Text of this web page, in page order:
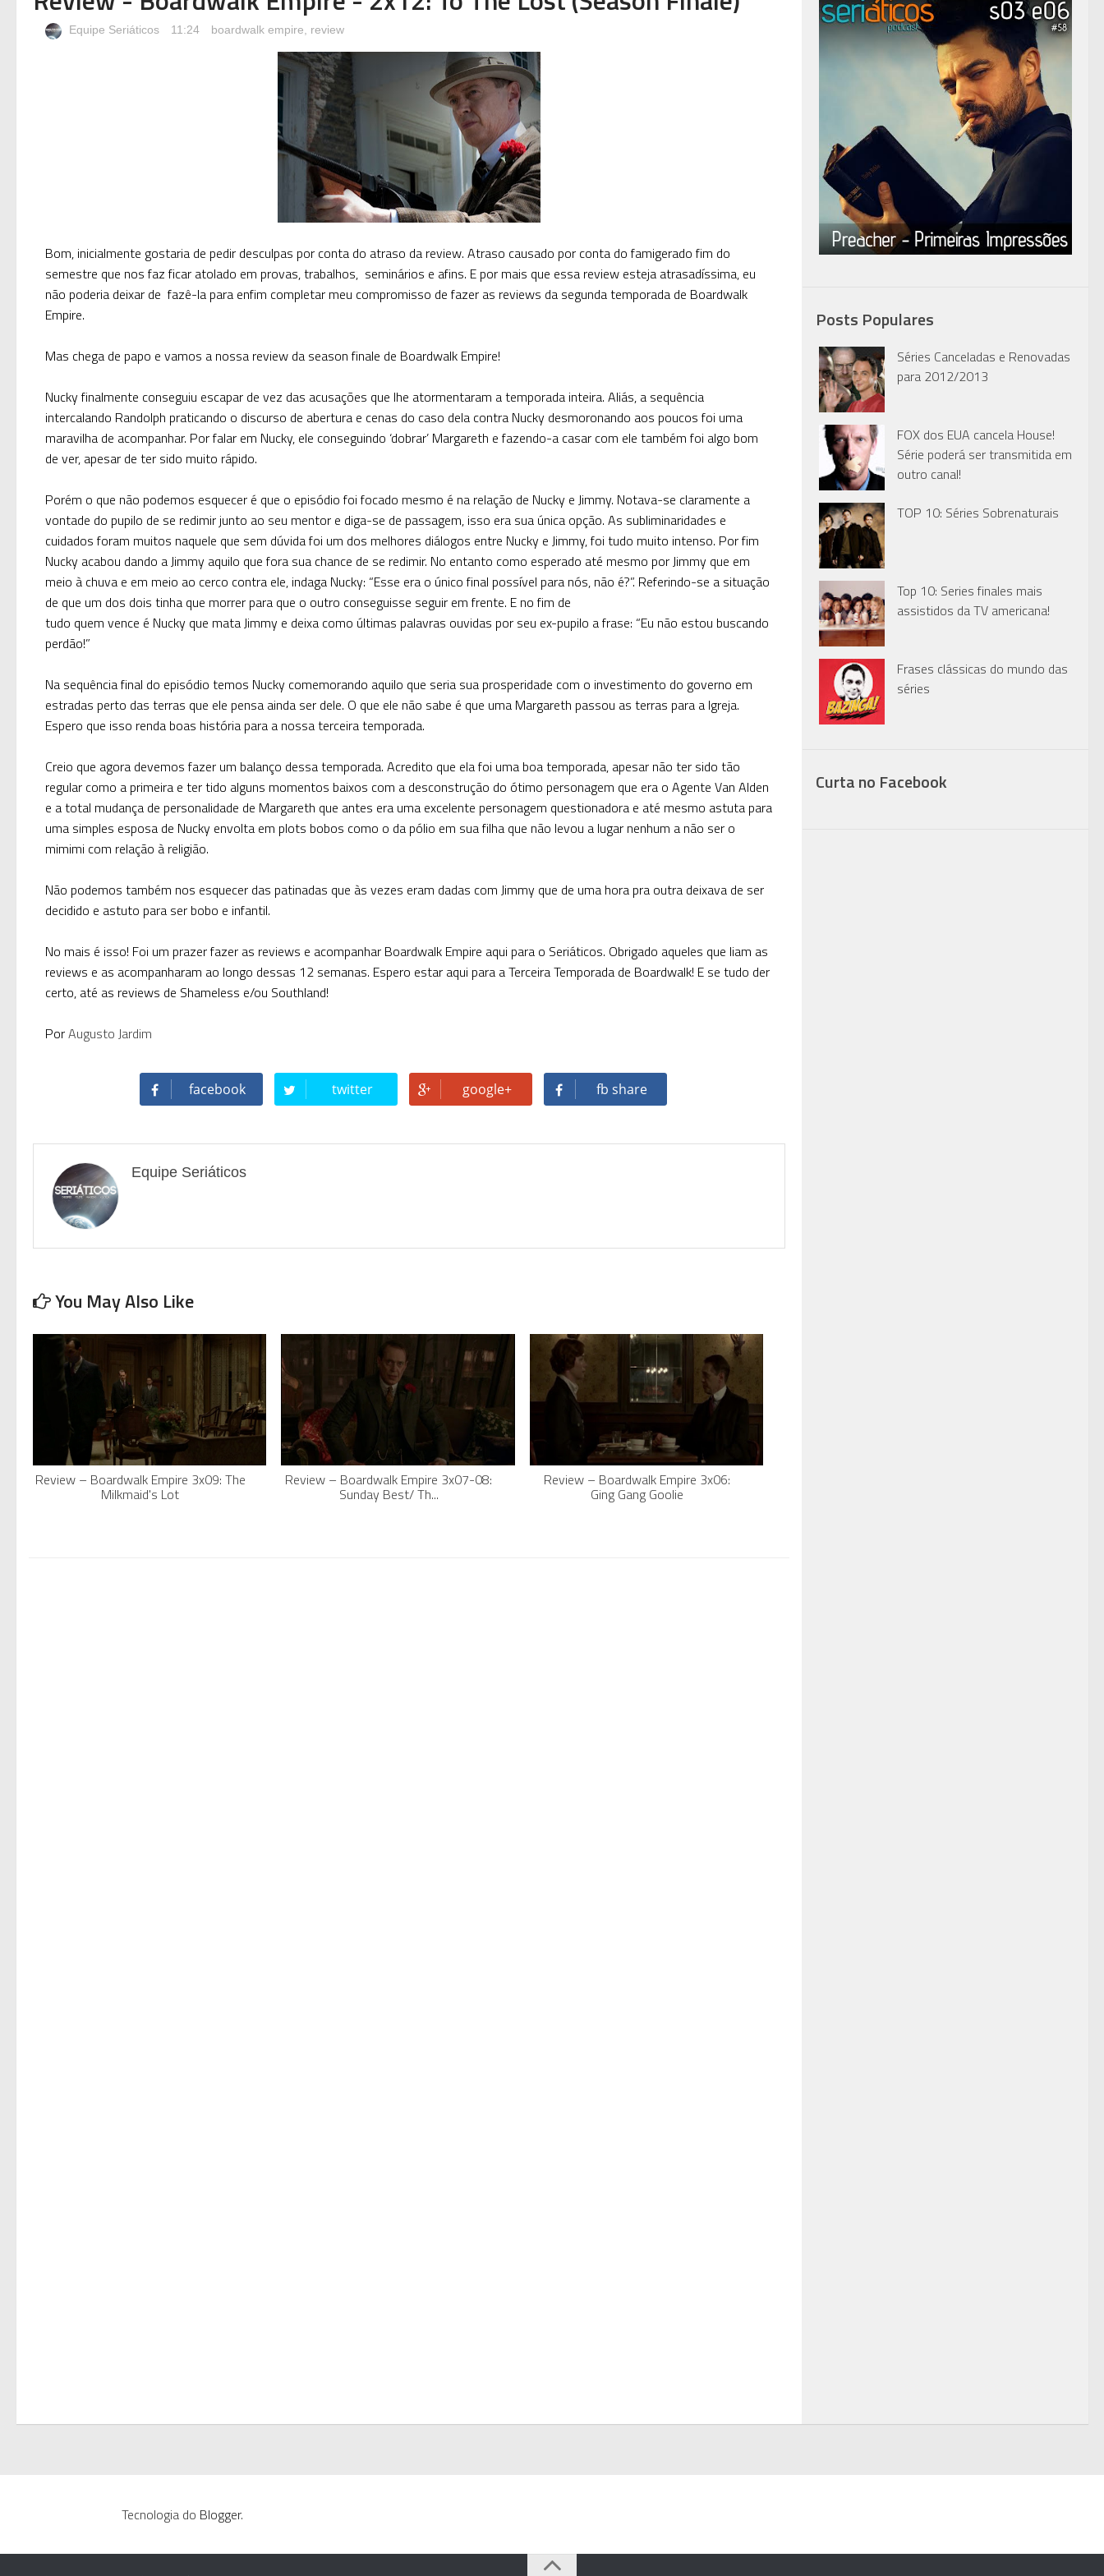
Equipe Seriáticos 11:24 boardwalk empire review
Bom, inicialmente gostaria de pedir desculpas por conta do atraso da review. Atraso causado por conta do famigerado fim do
semestre que nos faz ficar atolado em provas, trabalhos, seminários e afins. E por mais que essa review esteja atrasadíssima, eu
não poderia deixar de fazê-la para enfim completar meu compromisso de fazer as reviews da segunda temporada de Boardwalk
Empire.
Mas chega de papo e vamos a nossa review da season finale de Boardwalk Empire!
Nucky finalmente conseguiu escapar de vez das acusações que lhe atormentaram a temporada inteira. Aliás, a sequência
intercalando Randolph praticando o discurso de abertura e cenas do caso dela contra Nucky desmoronando aos poucos foi uma
maravilha de acompanhar. Por falar em Nucky, ele conseguindo ‘dobrar’ Margareth e fazendo-a casar com ele também foi algo bom
de ver, apesar de ter sido muito rápido.
Porém o que não podemos esquecer é que o episódio foi focado mesmo é na relação de Nucky e Jimmy. Notava-se claramente a
vontade do pupilo de se redimir junto ao seu mentor e diga-se de passagem, isso era sua única opção. As subliminaridades e
cuidados foram muitos naquele que sem dúvida foi um dos melhores diálogos entre Nucky e Jimmy, foi tudo muito intenso. Por fim
Nucky acabou dando a Jimmy aquilo que fora sua chance de se redimir. No entanto como esperado até mesmo por Jimmy que em
meio à chuva e em meio ao cerco contra ele, indaga Nucky: “Esse era o único final possível para nós, não é?”. Referindo-se a situação
de que um dos dois tinha que morrer para que o outro conseguisse seguir em frente. E no fim de
tudo quem vence é Nucky que mata Jimmy e deixa como últimas palavras ouvidas por seu ex-pupilo a frase: “Eu não estou buscando
perdão!”
Na sequência final do episódio temos Nucky comemorando aquilo que seria sua prosperidade com o investimento do governo em
estradas perto das terras que ele pensa ainda ser dele. O que ele não sabe é que uma Margareth passou as terras para a Igreja.
Espero que isso renda boas história para a nossa terceira temporada.
Creio que agora devemos fazer um balanço dessa temporada. Acredito que ela foi uma boa temporada, apesar não ter sido tão
regular como a primeira e ter tido alguns momentos baixos com a desconstrução do ótimo personagem que era o Agente Van Alden
e a total mudança de personalidade de Margareth que antes era uma excelente personagem questionadora e até mesmo astuta para
uma simples esposa de Nucky envolta em plots bobos como o da pólio em sua filha que não levou a lugar nenhum a não ser o
mimimi com relação à religião.
Não podemos também nos esquecer das patinadas que às vezes eram dadas com Jimmy que de uma hora pra outra deixava de ser
decidido e astuto para ser bobo e infantil.
No mais é isso! Foi um prazer fazer as reviews e acompanhar Boardwalk Empire aqui para o Seriáticos. Obrigado aqueles que liam as
reviews e as acompanharam ao longo dessas 12 semanas. Espero estar aqui para a Terceira Temporada de Boardwalk! E se tudo der
certo, até as reviews de Shameless e/ou Southland!
PorAugusto Jardim
facebook twitter google+ fb share
Equipe Seriáticos
You May Also Like
Review – Boardwalk Empire 3x09: The
Milkmaid's Lot
Review – Boardwalk Empire 3x07-08:
Sunday Best/ Th...
Review – Boardwalk Empire 3x06:
Ging Gang Goolie
Posts Populares
Séries Canceladas e Renovadas
para 2012/2013
FOX dos EUA cancela House!
Série poderá ser transmitida em
outro canal!
TOP 10: Séries Sobrenaturais
Top 10: Series finales mais
assistidos da TV americana!
Frases clássicas do mundo das
séries
Curta no Facebook
Tecnologia do Blogger.